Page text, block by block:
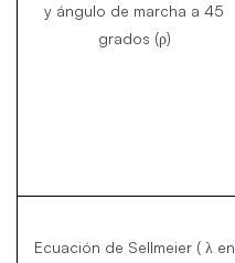
y ángulo de marcha a 45
grados (ρ)
Ecuación de Sellmeier ( λ en